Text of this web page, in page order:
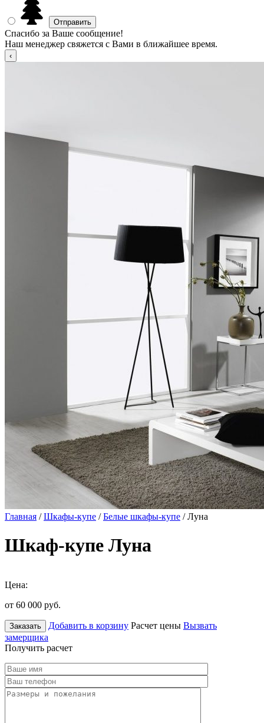
Спасибо за Ваше сообщение!
Наш менеджер свяжется с Вами в ближайшее время.
Главная /Шкафы-купе /Белые шкафы-купе / Луна
Шкаф-купе Луна
Цена:
от 60 000 руб.
Заказать Добавить в корзину Расчет цены Вызвать
замерщика
Получить расчет